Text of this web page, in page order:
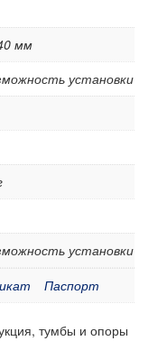
мм
установки
установки
Паспорт
тумбы и опоры